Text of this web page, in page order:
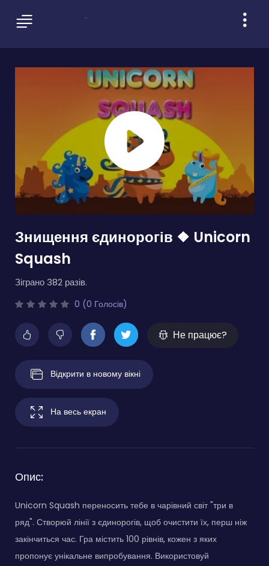
Знищення єдинорогів ❖ Unicorn
Squash
Зіграно 382 разів.
0 (0 Голосів)
Не працює?
Відкрити в новому вікні
На весь екран
Опис:
Unicorn Squash переносить тебе в чарівний світ "три в
ряд". Створюй лінії з єдинорогів, щоб очистити їх, перш ніж
закінчиться час. Гра містить 100 рівнів, кожен з яких
пропонує унікальне випробування. Використовуй